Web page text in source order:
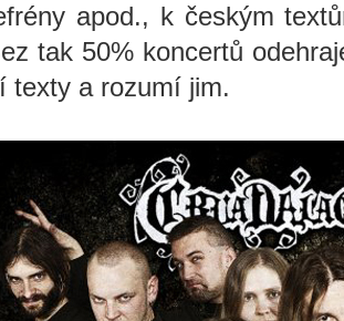
apod., k českým
tak 50% koncertů
texty a rozumí jim.